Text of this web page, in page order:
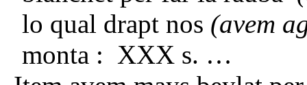
lo qual drapt nos (avem
monta : XXX s. …